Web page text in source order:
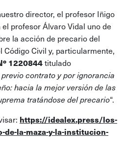
director, el profesor Iñigo
profesor Álvaro Vidal uno de
la acción de precario del
Código Civil y, particularmente,
1220844titulado
contrato y por ignorancia
hacia la mejor versión de las
tratándose del precario“.
https://idealex.press/los-
de-la-maza-y-la-institucion-